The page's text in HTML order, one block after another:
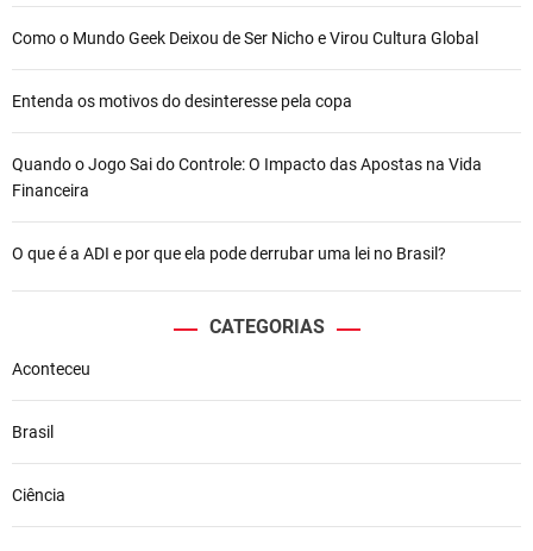
Como o Mundo Geek Deixou de Ser Nicho e Virou Cultura Global
Entenda os motivos do desinteresse pela copa
Quando o Jogo Sai do Controle: O Impacto das Apostas na Vida
Financeira
O que é a ADI e por que ela pode derrubar uma lei no Brasil?
CATEGORIAS
Aconteceu
Brasil
Ciência